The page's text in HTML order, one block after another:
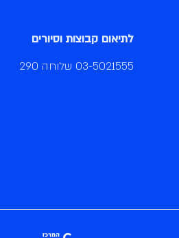
לתיאום קבוצות וסיורים
03-5021555 שלוחה 290